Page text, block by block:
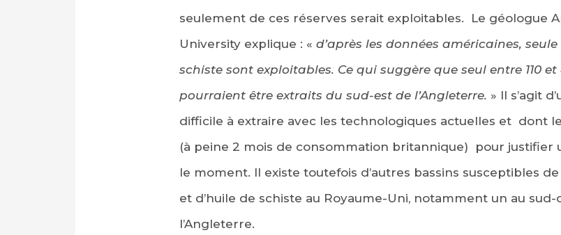
seulement de ces réserves serait exploitables. Le géologue
University explique : « d’après les données américaines, seule
schiste sont exploitables. Ce qui suggère que seul entre 110
pourraient être extraits du sud-est de l’Angleterre. » Il s’agit
difficile à extraire avec les technologiques actuelles et dont
(à peine 2 mois de consommation britannique) pour justifier
le moment. Il existe toutefois d’autres bassins susceptibles
et d’huile de schiste au Royaume-Uni, notamment un au
l’Angleterre.